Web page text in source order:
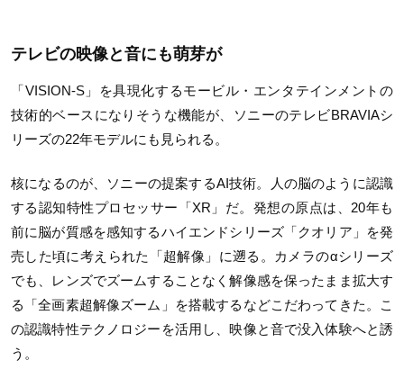
テレビの映像と音にも萌芽が
「VISION-S」を具現化するモービル・エンタテインメントの
技術的ベースになりそうな機能が、ソニーのテレビBRAVIAシ
リーズの22年モデルにも見られる。
核になるのが、ソニーの提案するAI技術。人の脳のように認識
する認知特性プロセッサー「XR」だ。発想の原点は、20年も
前に脳が質感を感知するハイエンドシリーズ「クオリア」を発
売した頃に考えられた「超解像」に遡る。カメラのαシリーズ
でも、レンズでズームすることなく解像感を保ったまま拡大す
る「全画素超解像ズーム」を搭載するなどこだわってきた。こ
の認識特性テクノロジーを活用し、映像と音で没入体験へと誘
う。